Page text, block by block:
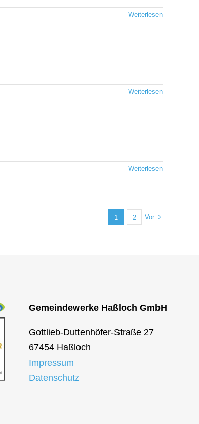
Weiterlesen
Weiterlesen
Weiterlesen
1 2 Vor
Gemeindewerke Haßloch GmbH
Gottlieb-Duttenhöfer-Straße 27
67454 Haßloch
Impressum
Datenschutz